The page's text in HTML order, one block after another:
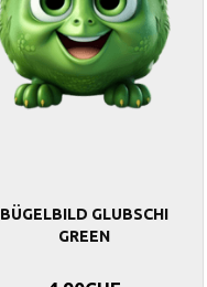
BÜGELBILD GLUBSCHI
GREEN